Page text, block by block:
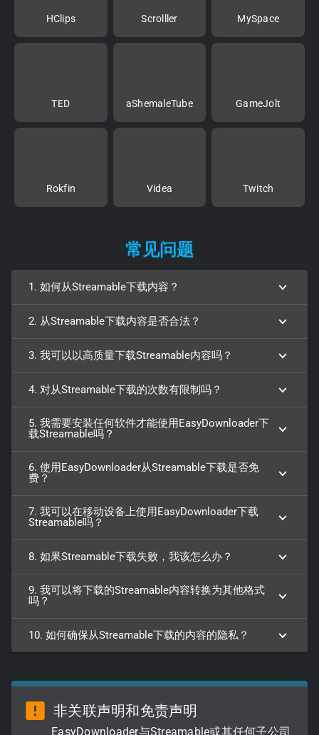
HClips Scrolller MySpace
TED aShemaleTube GameJolt
Rokfin Videa Twitch
常见问题
1. 如何从Streamable下载内容？
2. 从Streamable下载内容是否合法？
3. 我可以以高质量下载Streamable内容吗？
4. 对从Streamable下载的次数有限制吗？
5. 我需要安装任何软件才能使用EasyDownloader下
载Streamable吗？
6. 使用EasyDownloader从Streamable下载是否免
费？
7. 我可以在移动设备上使用EasyDownloader下载
Streamable吗？
8. 如果Streamable下载失败，我该怎么办？
9. 我可以将下载的Streamable内容转换为其他格式
吗？
10. 如何确保从Streamable下载的内容的隐私？
非关联声明和免责声明
EasyDownloader与Streamable或其任何子公司